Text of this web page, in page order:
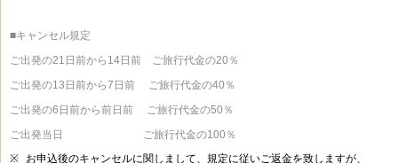
■キャンセル規定
ご出発の21日前から14日前 ご旅行代金の20％
ご出発の13日前から7日前 ご旅行代金の40％
ご出発の6日前から前日前 ご旅行代金の50％
ご出発当日 ご旅行代金の100％
※
お申込後のキャンセルに関しまして、規定に従いご返金を致しますが、